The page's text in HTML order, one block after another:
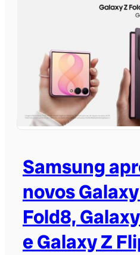
Samsung
novos
Fold8,
e Galaxy Z